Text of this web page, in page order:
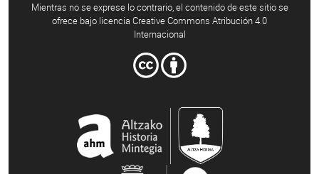
Mientras no se exprese lo contrario, el contenido de este sitio se
ofrece bajo licencia Creative Commons Atribución 4.0
Internacional